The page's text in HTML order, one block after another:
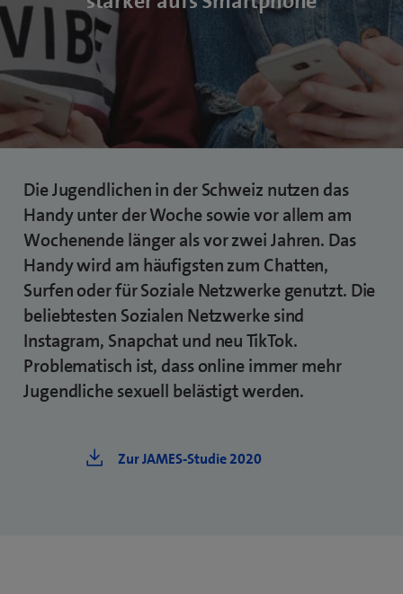
Die Jugendlichen in der Schweiz nutzen das
Handy unter der Woche sowie vor allem am
Wochenende länger als vor zwei Jahren. Das
Handy wird am häufigsten zum Chatten,
Surfen oder für Soziale Netzwerke genutzt. Die
beliebtesten Sozialen Netzwerke sind
Instagram, Snapchat und neu TikTok.
Problematisch ist, dass online immer mehr
Jugendliche sexuell belästigt werden.
Zur JAMES-Studie 2020